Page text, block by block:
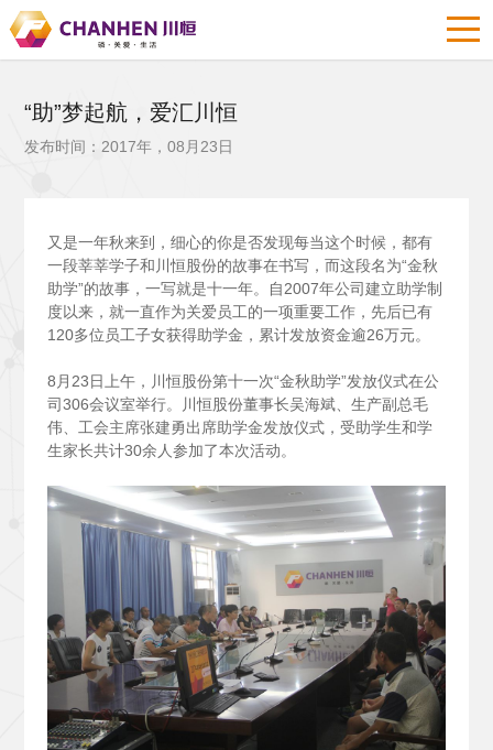
“助”梦起航，爱汇川恒
发布时间：2017年，08月23日
又是一年秋来到，细心的你是否发现每当这个时候，都有
一段莘莘学子和川恒股份的故事在书写，而这段名为“金秋
助学”的故事，一写就是十一年。自2007年公司建立助学制
度以来，就一直作为关爱员工的一项重要工作，先后已有
120多位员工子女获得助学金，累计发放资金逾26万元。
8 月23日上午，川恒股份第十一次“金秋助学”发放仪式在公
司306会议室举行。川恒股份董事长吴海斌、生产副总毛
伟、工会主席张建勇出席助学金发放仪式，受助学生和学
生家长共计30余人参加了本次活动。